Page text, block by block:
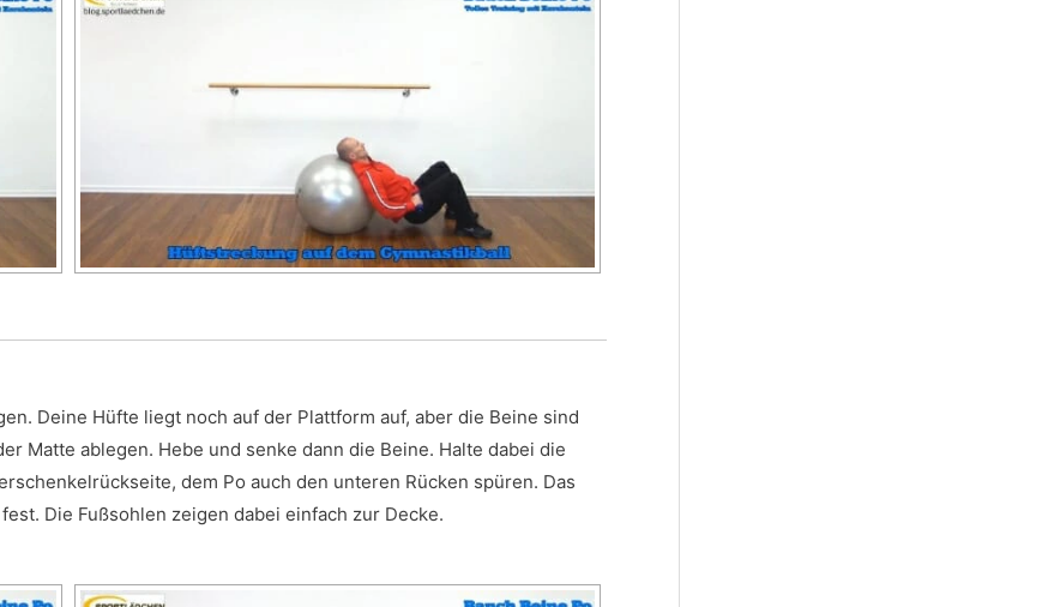
Deine Hüfte liegt noch auf der Plattform auf, aber die Beine sind
Matte ablegen. Hebe und senke dann die Beine. Halte dabei die
dem Po auch den unteren Rücken spüren. Das
Die Fußsohlen zeigen dabei einfach zur Decke.